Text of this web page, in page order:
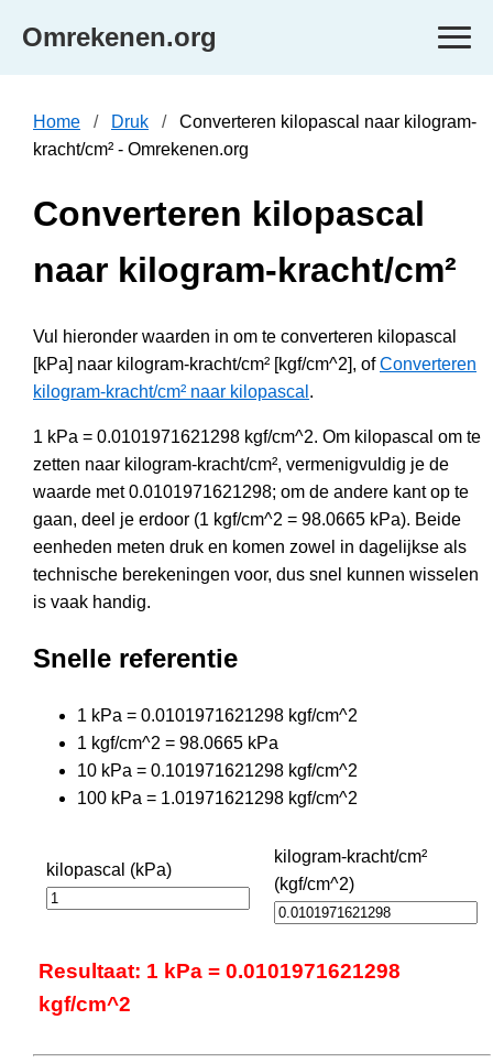
Omrekenen.org
Home Druk
Converteren kilopascal naar kilogram-
kracht/cm² - Omrekenen.org
Converteren kilopascal
naar kilogram-kracht/cm²
Vul hieronder waarden in om te converteren kilopascal
[kPa] naar kilogram-kracht/cm² [kgf/cm^2], ofConverteren
kilogram-kracht/cm² naar kilopascal .
1 kPa = 0.0101971621298 kgf/cm^2. Om kilopascal om te
zetten naar kilogram-kracht/cm², vermenigvuldig je de
waarde met 0.0101971621298; om de andere kant op te
gaan, deel je erdoor (1 kgf/cm^2 = 98.0665 kPa). Beide
eenheden meten druk en komen zowel in dagelijkse als
technische berekeningen voor, dus snel kunnen wisselen
is vaak handig.
Snelle referentie
1 kPa = 0.0101971621298 kgf/cm^2
1 kgf/cm^2 = 98.0665 kPa
10 kPa = 0.101971621298 kgf/cm^2
100 kPa = 1.01971621298 kgf/cm^2
kilopascal (kPa)
kilogram-kracht/cm²
(kgf/cm^2)
Resultaat: 1 kPa = 0.0101971621298
kgf/cm^2